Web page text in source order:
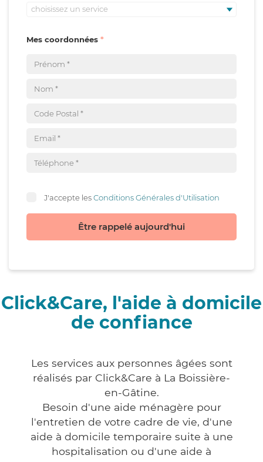
choisissez un service
Mes coordonnées
J'accepte lesConditions Générales d'Utilisation
Être rappelé aujourd'hui
Click&Care, l'aide à domicile
de confiance
Les services aux personnes âgées sont
réalisés par Click&Care à La Boissière-
en-Gâtine.
Besoin d'une aide ménagère pour
l'entretien de votre cadre de vie, d'une
aide à domicile temporaire suite à une
hospitalisation ou d'une aide à